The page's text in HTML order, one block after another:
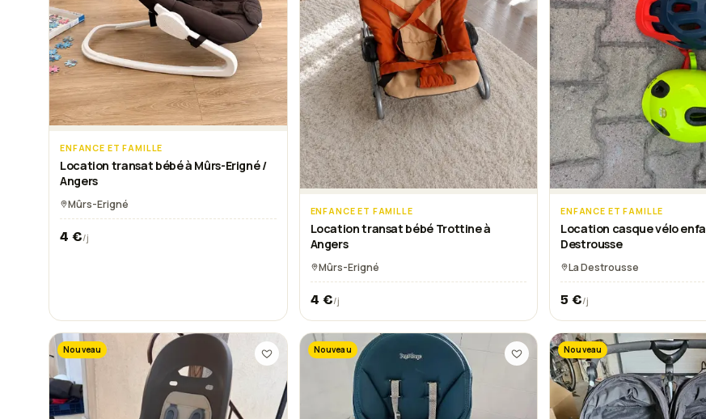
ENFANCE ET FAMILLE
Location transat bébé à Mûrs-Erigné /
Angers
Mûrs-Erigné
4 €/j
ENFANCE ET FAMILLE
Location transat bébé Trottine à
Angers
Mûrs-Erigné
4 €/j
ENFANCE ET FAMILLE
Location casque vélo
Destrousse
La Destrousse
5 €/j
Nouveau Nouveau Nouveau